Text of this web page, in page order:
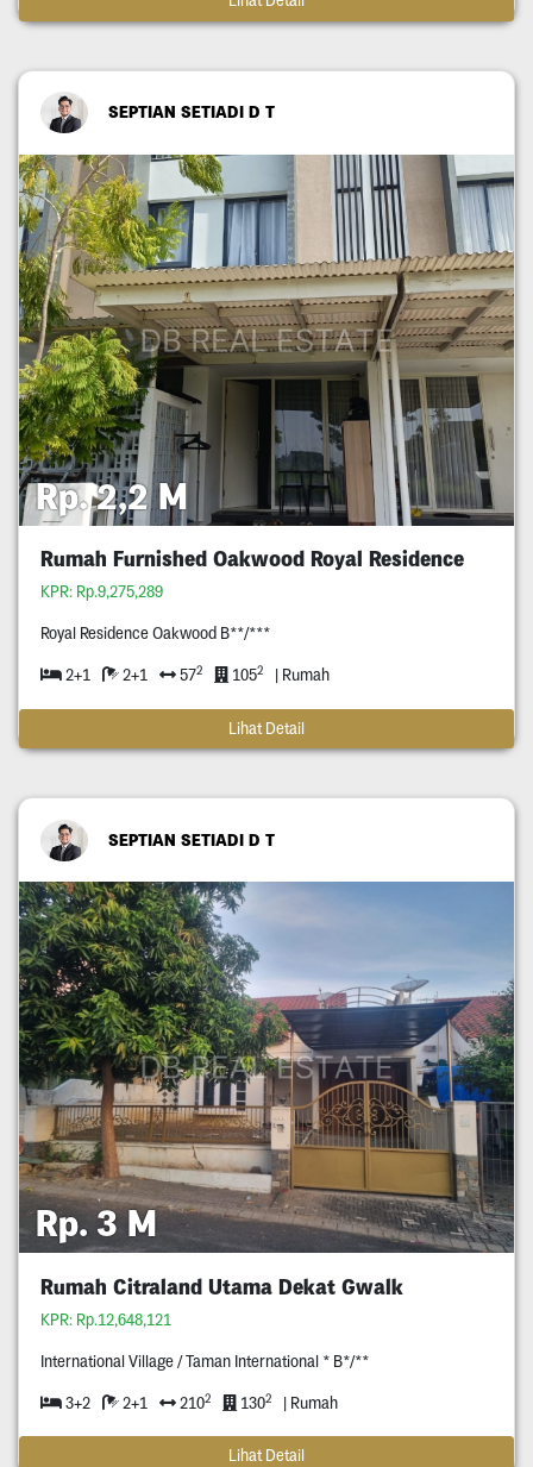
SEPTIAN SETIADI D T
Rp. 2,2 M
Rumah Furnished Oakwood Royal Residence
KPR: Rp.9,275,289
Royal Residence Oakwood B**/***
2+1 2+1 572 1052 | Rumah
Lihat Detail
SEPTIAN SETIADI D T
Rp. 3 M
Rumah Citraland Utama Dekat Gwalk
KPR: Rp.12,648,121
International Village / Taman International * B*/**
3+2 2+1 2102 1302 | Rumah
Lihat Detail